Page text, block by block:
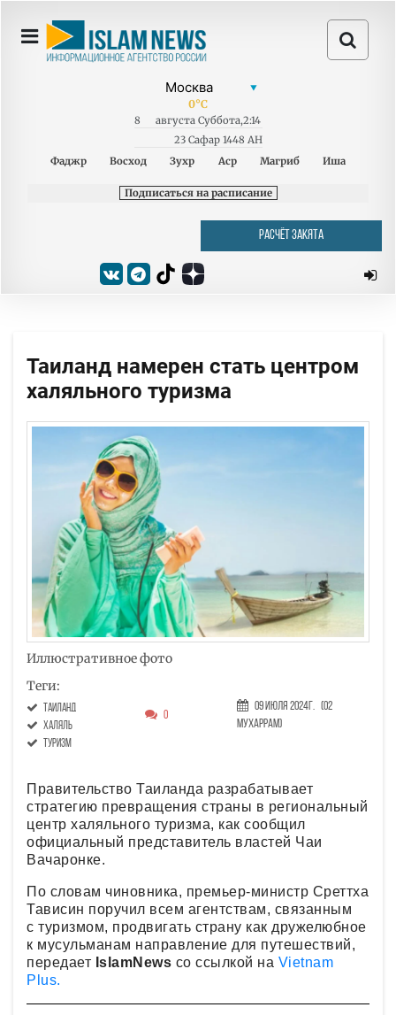
0°C
8 августа Суббота,2:14
23 Сафар 1448 AH
Фаджр
Восход Зухр Аср Магриб Иша
Подписаться на расписание
РАСЧЁТ ЗАКЯТА
Таиланд намерен стать центром
халяльного туризма
Иллюстративное фото
Теги:
Таиланд
халяль
туризм
0
09 Июля 2024г. (02
Мухаррам)
Правительство Таиланда разрабатывает
стратегию превращения страны в региональный
центр халяльного туризма, как сообщил
официальный представитель властей Чаи
Вачаронке.
По словам чиновника, премьер-министр Среттха
Тависин поручил всем агентствам, связанным
с туризмом, продвигать страну как дружелюбное
к мусульманам направление для путешествий,
передает IslamNews со ссылкой на Vietnam
Plus.